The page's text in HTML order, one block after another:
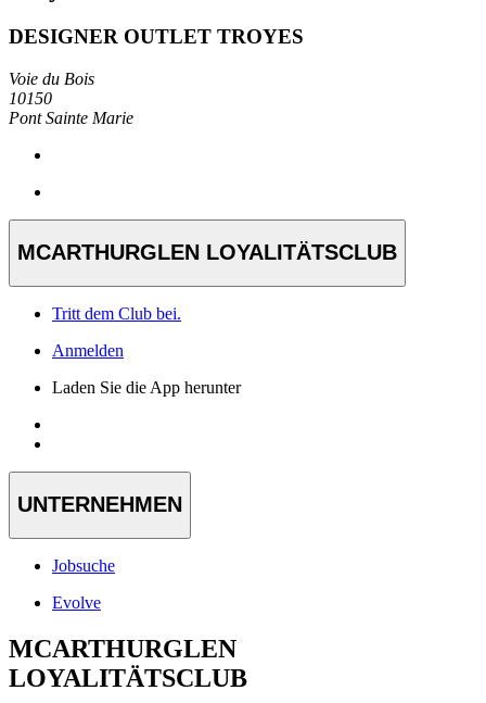
DESIGNER OUTLET TROYES
Voie du Bois
10150
Pont Sainte Marie
MCARTHURGLEN LOYALITÄTSCLUB
Tritt dem Club bei.
Anmelden
Laden Sie die App herunter
UNTERNEHMEN
Jobsuche
Evolve
MCARTHURGLEN
LOYALITÄTSCLUB